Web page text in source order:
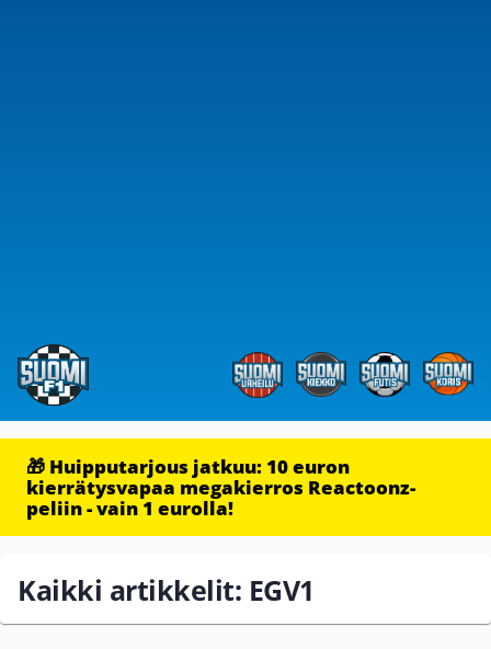
🎁 Huipputarjous jatkuu: 10 euron
kierrätysvapaa megakierros Reactoonz-
peliin - vain 1 eurolla!
Kaikki artikkelit: EGV1